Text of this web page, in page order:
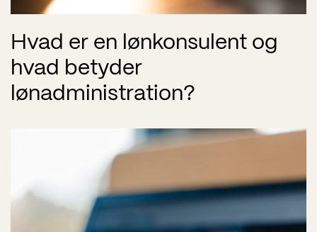
Hvad er en lønkonsulent og
hvad betyder
lønadministration?